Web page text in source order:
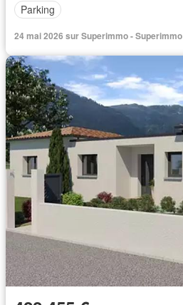
Parking
24 mai 2026 sur Superimmo - Superimmo